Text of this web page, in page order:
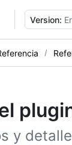
Version:
y